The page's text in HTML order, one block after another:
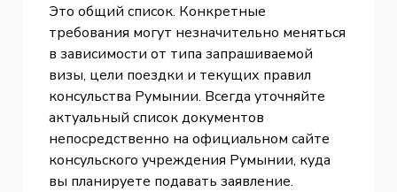
Это общий список. Конкретные
требования могут незначительно меняться
в зависимости от типа запрашиваемой
визы, цели поездки и текущих правил
консульства Румынии. Всегда уточняйте
актуальный список документов
непосредственно на официальном сайте
консульского учреждения Румынии, куда
вы планируете подавать заявление.